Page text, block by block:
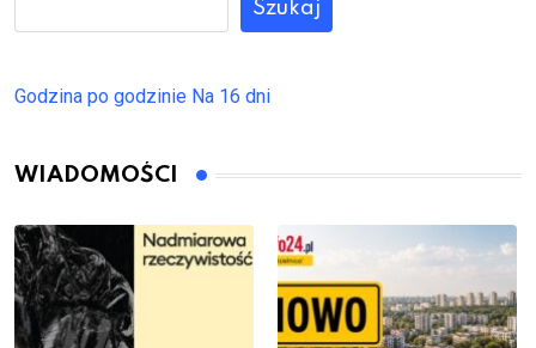
Szukaj
Godzina po godzinie Na 16 dni
WIADOMOŚCI